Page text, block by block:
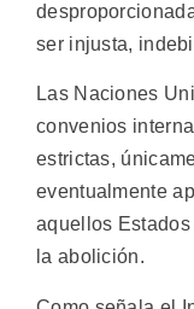
ser injusta,
Las Naciones
convenios
estrictas,
eventualmente
aquellos
la abolición.